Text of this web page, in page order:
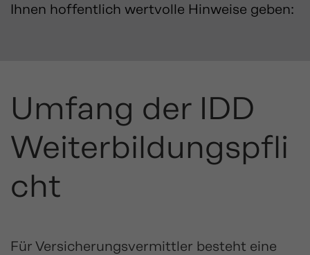
Ihnen hoffentlich wertvolle Hinweise geben:
Umfang der IDD
Weiterbildungspfli
cht
Für Versicherungsvermittler besteht eine